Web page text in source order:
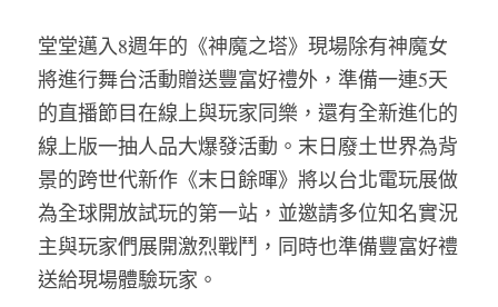
堂堂邁入8週年的《神魔之塔》現場除有神魔女
將進行舞台活動贈送豐富好禮外，準備一連5天
的直播節目在線上與玩家同樂，還有全新進化的
線上版一抽人品大爆發活動。末日廢土世界為背
景的跨世代新作《末日餘暉》將以台北電玩展做
為全球開放試玩的第一站，並邀請多位知名實況
主與玩家們展開激烈戰鬥，同時也準備豐富好禮
送給現場體驗玩家。